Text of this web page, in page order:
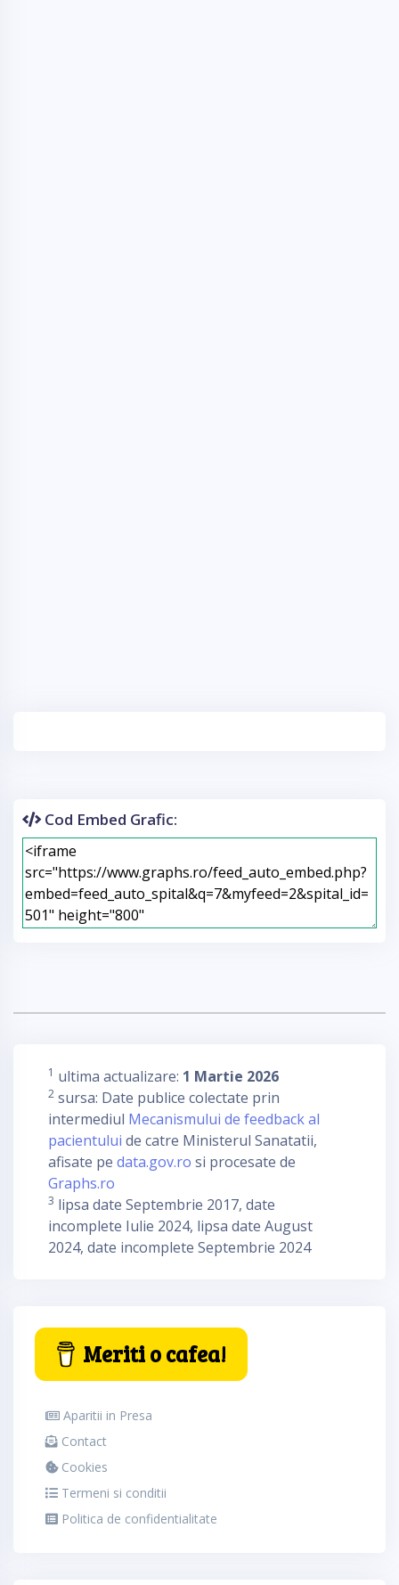
Cod Embed Grafic:
1 ultima actualizare: 1 Martie 2026
2 sursa: Date publice colectate prin
intermediul Mecanismului de feedback al
pacientului de catre Ministerul Sanatatii,
afisate pe data.gov.ro si procesate de
Graphs.ro
3 lipsa date Septembrie 2017, date
incomplete Iulie 2024, lipsa date August
2024, date incomplete Septembrie 2024
Meriti o cafea!
Aparitii in Presa
Contact
Cookies
Termeni si conditii
Politica de confidentialitate